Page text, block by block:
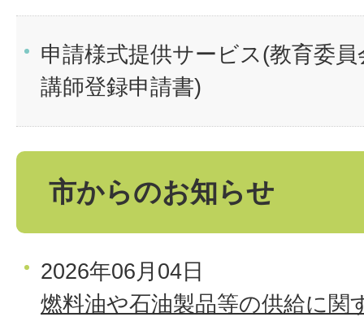
申請様式提供サービス(教育委
講師登録申請書)
市からのお知らせ
2026年06月04日
燃料油や石油製品等の供給に関